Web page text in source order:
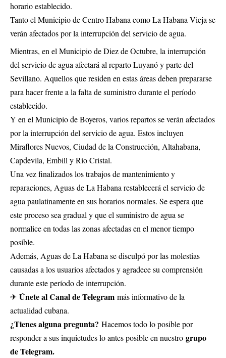
horario establecido.
Tanto el Municipio de Centro Habana como La Habana Vieja se
verán afectados por la interrupción del servicio de agua.
Mientras, en el Municipio de Diez de Octubre, la interrupción
del servicio de agua afectará al reparto Luyanó y parte del
Sevillano. Aquellos que residen en estas áreas deben prepararse
para hacer frente a la falta de suministro durante el período
establecido.
Y en el Municipio de Boyeros, varios repartos se verán afectados
por la interrupción del servicio de agua. Estos incluyen
Miraflores Nuevos, Ciudad de la Construcción, Altahabana,
Capdevila, Embill y Río Cristal.
Una vez finalizados los trabajos de mantenimiento y
reparaciones, Aguas de La Habana restablecerá el servicio de
agua paulatinamente en sus horarios normales. Se espera que
este proceso sea gradual y que el suministro de agua se
normalice en todas las zonas afectadas en el menor tiempo
posible.
Además, Aguas de La Habana se disculpó por las molestias
causadas a los usuarios afectados y agradece su comprensión
durante este período de interrupción.
✈ Únete al Canal de Telegram más informativo de la
actualidad cubana.
¿Tienes alguna pregunta? Hacemos todo lo posible por
responder a sus inquietudes lo antes posible en nuestro grupo
de Telegram.